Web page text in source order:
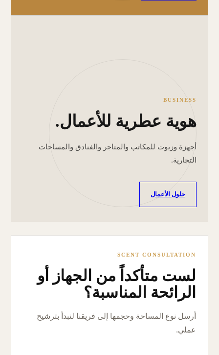
BUSINESS
هوية عطرية للأعمال.
أجهزة وزيوت للمكاتب والمتاجر والفنادق والمساحات
التجارية.
حلول الأعمال
SCENT CONSULTATION
لست متأكداً من الجهاز أو
الرائحة المناسبة؟
أرسل نوع المساحة وحجمها إلى فريقنا لنبدأ بترشيح
عملي.